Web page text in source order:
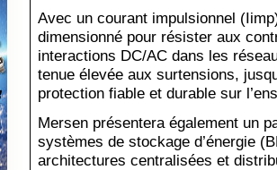
Avec un courant impulsionnel
dimensionné pour résister aux
interactions DC/AC dans les
tenue élevée aux surtensions,
protection fiable et durable sur
Mersen présentera également un
systèmes de stockage d’énergie
architectures centralisées et